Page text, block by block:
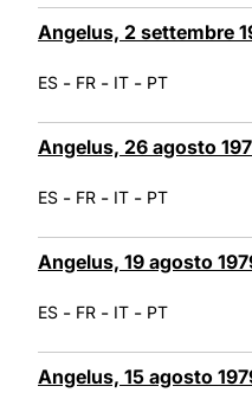
Angelus, 2 settembre
ES - FR - IT - PT
Angelus, 26 agosto
ES - FR - IT - PT
Angelus, 19 agosto
ES - FR - IT - PT
Angelus, 15 agosto